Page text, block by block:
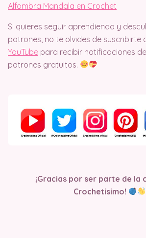
Alfombra Mandala en Crochet
Si quieres seguir aprendiendo y
patrones, no te olvides de suscribirte
YouTube para recibir notificaciones
patrones gratuitos.
¡Gracias por ser parte de la
Crochetisimo!